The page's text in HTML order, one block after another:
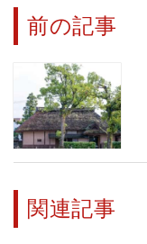
前の記事
関連記事